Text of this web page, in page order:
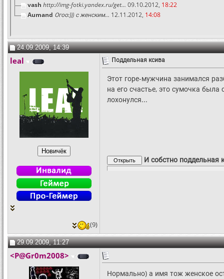
vash http://img-fotki.yandex.ru/get... 09.10.2012, 18:22
Aumand Огоо:))) с женским... 12.11.2012, 14:08
24.09.2009, 14:39
leal Поддельная ксива
Этот горе-мужчина занимался
на его счастье, это сумочка
лохонулся...
И собстно
(9)
29.09.2009, 11:27
<P@Gr0m2008>
Нормально) а имя тож женское